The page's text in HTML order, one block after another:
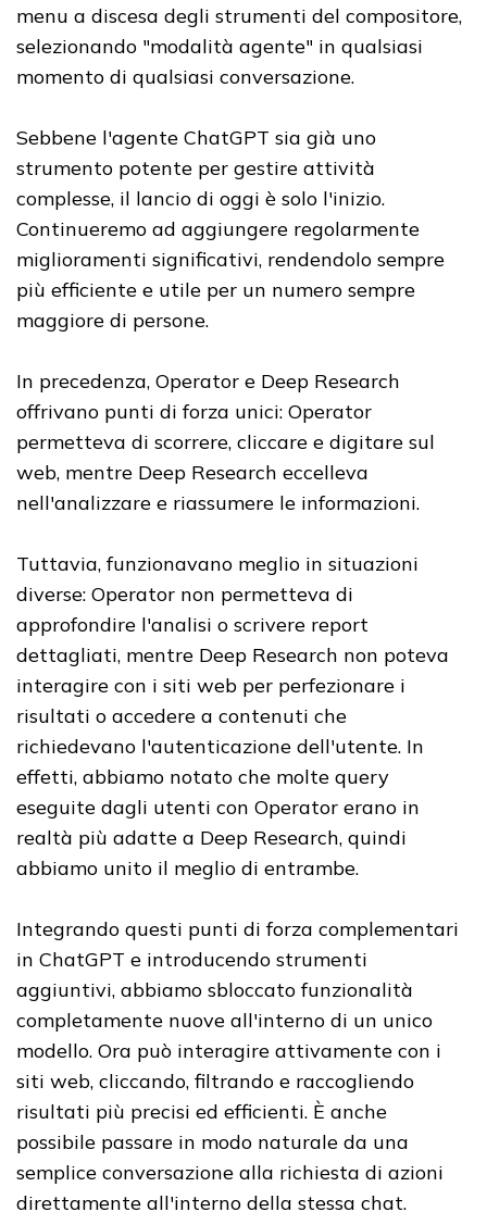
menu a discesa degli strumenti del compositore,
selezionando "modalità agente" in qualsiasi
momento di qualsiasi conversazione.
Sebbene l'agente ChatGPT sia già uno
strumento potente per gestire attività
complesse, il lancio di oggi è solo l'inizio.
Continueremo ad aggiungere regolarmente
miglioramenti significativi, rendendolo sempre
più efficiente e utile per un numero sempre
maggiore di persone.
In precedenza, Operator e Deep Research
offrivano punti di forza unici: Operator
permetteva di scorrere, cliccare e digitare sul
web, mentre Deep Research eccelleva
nell'analizzare e riassumere le informazioni.
Tuttavia, funzionavano meglio in situazioni
diverse: Operator non permetteva di
approfondire l'analisi o scrivere report
dettagliati, mentre Deep Research non poteva
interagire con i siti web per perfezionare i
risultati o accedere a contenuti che
richiedevano l'autenticazione dell'utente. In
effetti, abbiamo notato che molte query
eseguite dagli utenti con Operator erano in
realtà più adatte a Deep Research, quindi
abbiamo unito il meglio di entrambe.
Integrando questi punti di forza complementari
in ChatGPT e introducendo strumenti
aggiuntivi, abbiamo sbloccato funzionalità
completamente nuove all'interno di un unico
modello. Ora può interagire attivamente con i
siti web, cliccando, filtrando e raccogliendo
risultati più precisi ed efficienti. È anche
possibile passare in modo naturale da una
semplice conversazione alla richiesta di azioni
direttamente all'interno della stessa chat.